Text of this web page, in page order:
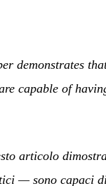
demonstrates
capable of
articolo
— sono capaci